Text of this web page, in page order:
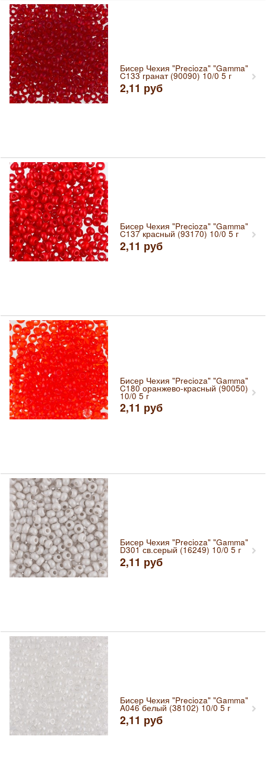
Бисер Чехия "Precioza" "Gamma"
C133 гранат (90090) 10/0 5 г
2,11 руб
Бисер Чехия "Precioza" "Gamma"
C137 красный (93170) 10/0 5 г
2,11 руб
Бисер Чехия "Precioza" "Gamma"
C180 оранжево-красный (90050)
10/0 5 г
2,11 руб
Бисер Чехия "Precioza" "Gamma"
D301 св.серый (16249) 10/0 5 г
2,11 руб
Бисер Чехия "Precioza" "Gamma"
A046 белый (38102) 10/0 5 г
2,11 руб